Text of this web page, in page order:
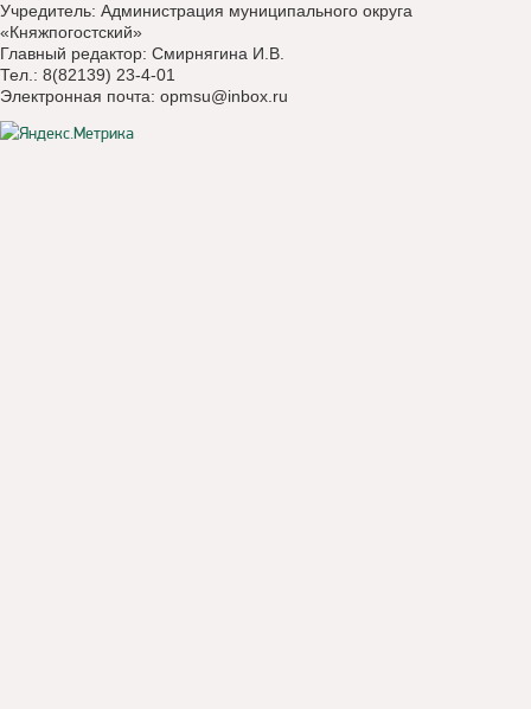
Учредитель: Администрация муниципального округа
«Княжпогостский»
Главный редактор: Смирнягина И.В.
Тел.: 8(82139) 23-4-01
Электронная почта: opmsu@inbox.ru